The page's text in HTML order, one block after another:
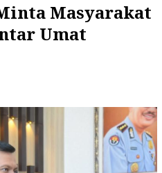
Masyarakat
Umat